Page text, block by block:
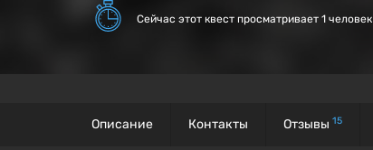
Сейчас этот квест просматривает 1 человек
Описание Контакты Отзывы 15